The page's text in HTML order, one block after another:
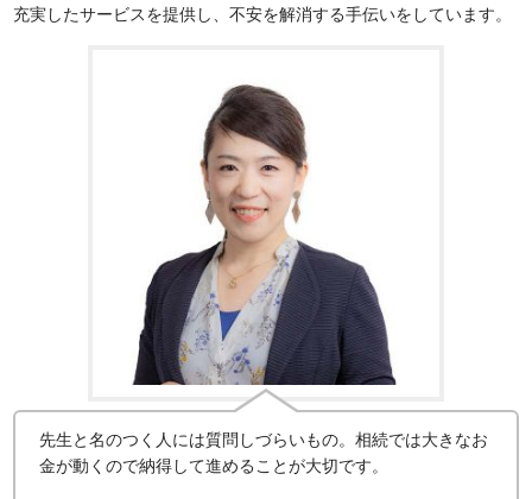
充実したサービスを提供し、不安を解消する手伝いをしています。
先生と名のつく人には質問しづらいもの。相続では大きなお
金が動くので納得して進めることが大切です。